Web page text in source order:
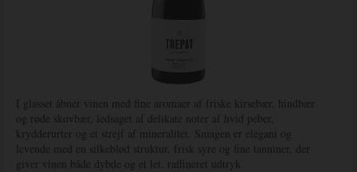
I glasset åbner vinen med fine aromaer af friske kirsebær, hindbær
og røde skovbær, ledsaget af delikate noter af hvid peber,
krydderurter og et strejf af mineralitet. Smagen er elegant og
levende med en silkeblød struktur, frisk syre og fine tanniner, der
giver vinen både dybde og et let, raffineret udtryk.